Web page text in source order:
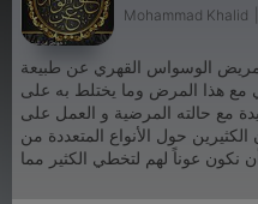
Mohammad Khalid
مريض الوسواس القهري عن طبيعة
مع هذا المرض وما يختلط به على
مع حالته المرضية و العمل على
حول الأنواع المتعددة من
نكون عوناً لهم لتخطي الكثير مما
يد العون للآخرين اقتداء بقول